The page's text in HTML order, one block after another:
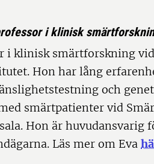
i klinisk
i klinisk smärtforskning
Hon har lång
och
smärtpatienter vid
Hon är huvudansvarig
Läs mer om Eva